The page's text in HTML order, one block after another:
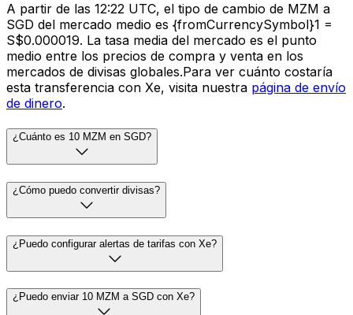
A partir de las 12:22 UTC, el tipo de cambio de MZM a
SGD del mercado medio es {fromCurrencySymbol}1 =
S$0.000019. La tasa media del mercado es el punto
medio entre los precios de compra y venta en los
mercados de divisas globales.Para ver cuánto costaría
esta transferencia con Xe, visita nuestra página de envío
de dinero.
¿Cuánto es 10 MZM en SGD?
¿Cómo puedo convertir divisas?
¿Puedo configurar alertas de tarifas con Xe?
¿Puedo enviar 10 MZM a SGD con Xe?